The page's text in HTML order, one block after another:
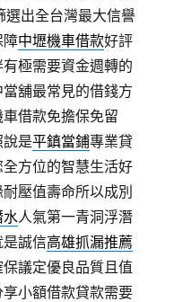
選出全台灣最大信譽
障中壢機車借款好評
極需要資金週轉的
舖最常見的借錢方
車借款免擔保免留
說是平鎮當鋪專業貸
方位的智慧生活好
壓值壽命所以成別
水人氣第一青洞浮潛
誠信高雄抓漏推薦
議定優良品質且值
小額借款貸款需要